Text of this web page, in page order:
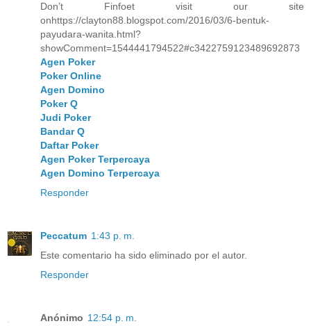
Don’t Finfoet visit our site
onhttps://clayton88.blogspot.com/2016/03/6-bentuk-
payudara-wanita.html?
showComment=1544441794522#c3422759123489692873
Agen Poker
Poker Online
Agen Domino
Poker Q
Judi Poker
Bandar Q
Daftar Poker
Agen Poker Terpercaya
Agen Domino Terpercaya
Responder
Peccatum 1:43 p. m.
Este comentario ha sido eliminado por el autor.
Responder
Anónimo 12:54 p. m.